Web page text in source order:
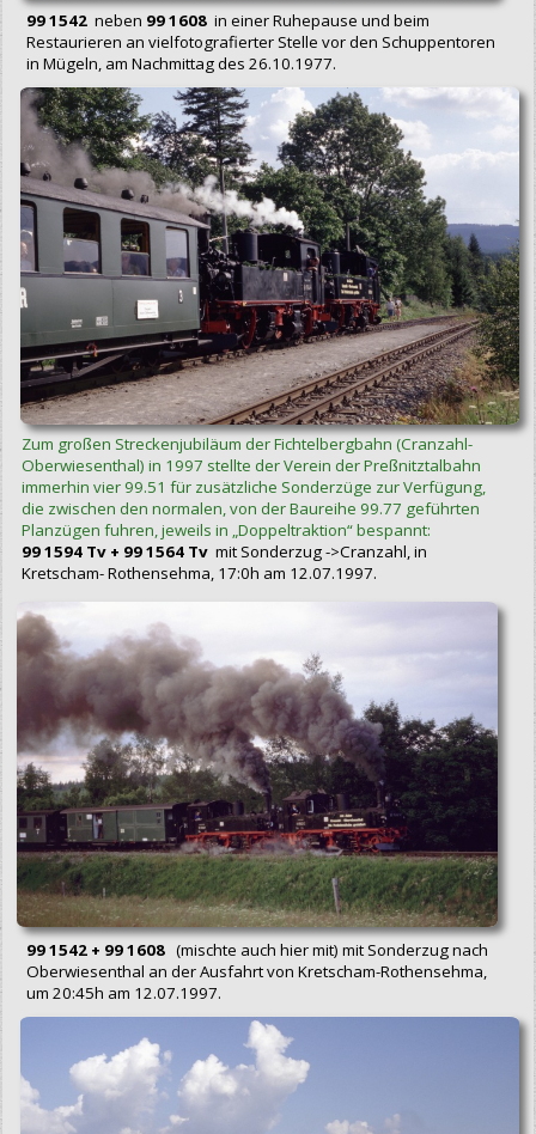
99 1542neben 99 1608in einer Ruhepause und beim
Restaurieren an vielfotografierter Stelle vor den Schuppentoren
in Mügeln, am Nachmittag des 26.10.1977.
Zum großen Streckenjubiläum der Fichtelbergbahn (Cranzahl-
Oberwiesenthal) in 1997 stellte der Verein der Preßnitztalbahn
immerhin vier 99.51 für zusätzliche Sonderzüge zur Verfügung,
die zwischen den normalen, von der Baureihe 99.77 geführten
Planzügen fuhren, jeweils in „Doppeltraktion“ bespannt:
99 1594 Tv + 99 1564 Tv mit Sonderzug ->Cranzahl, in
Kretscham- Rothensehma, 17:0h am 12.07.1997.
99 1542 + 99 1608 (mischte auch hier mit) mit Sonderzug nach
Oberwiesenthal an der Ausfahrt von Kretscham-Rothensehma,
um 20:45h am 12.07.1997.